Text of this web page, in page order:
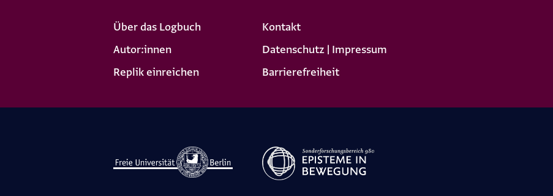
Über das Logbuch
Autor:innen
Replik einreichen
Kontakt
Datenschutz | Impressum
Barrierefreiheit